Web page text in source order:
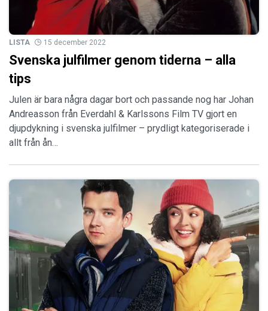
LISTA 15 december 2022
Svenska julfilmer genom tiderna – alla
tips
Julen är bara några dagar bort och passande nog har Johan
Andreasson från Everdahl & Karlssons Film TV gjort en
djupdykning i svenska julfilmer – prydligt kategoriserade i
allt från ån…